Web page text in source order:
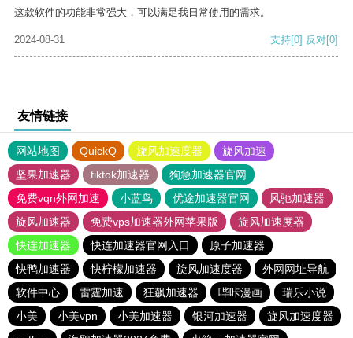
这款软件的功能非常强大，可以满足我日常使用的需求。
2024-08-31 支持[0] 反对[0]
友情链接
网站地图 QuickQ 旋风加速度器
旋风加速
坚果加速器
tiktok加速器
狗急加速器官网
免费vqn外网加速
小蓝鸟 优途加速器官网
风驰加速器
旋风加速器
免费vps加速器外网苹果版
旋风加速度器
快连加速器
快连加速器官网入口
原子加速器
快鸭加速器
快柠檬加速器 旋风加速度器
外网网址导航
软件中心
雷霆加速 狂飙加速器 哔咔漫画
瑞乐小说
小美
小美vpn 小美加速器 银河加速器
旋风加速度器